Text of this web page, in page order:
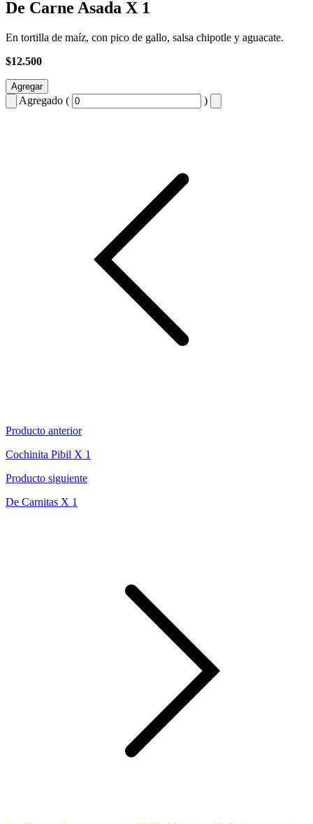
De Carne Asada X 1
En tortilla de maíz, con pico de gallo, salsa chipotle y aguacate.
$12.500
Agregar
Agregado ( )
Producto anterior
Cochinita Pibil X 1
Producto siguiente
De Carnitas X 1